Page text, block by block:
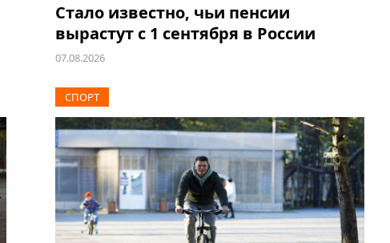
Стало известно, чьи пенсии
вырастут с 1 сентября в России
07.08.2026
СПОРТ